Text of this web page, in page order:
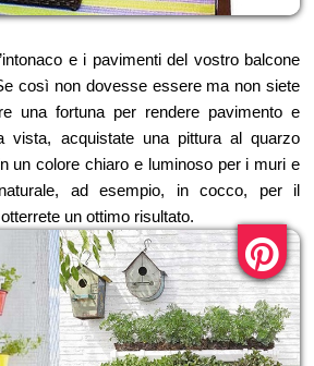
e i pavimenti del vostro balcone
così non dovesse essere ma non siete
una fortuna per rendere pavimento e
vista, acquistate una pittura al quarzo
un colore chiaro e luminoso per i muri e
ad esempio, in cocco, per il
un ottimo risultato.